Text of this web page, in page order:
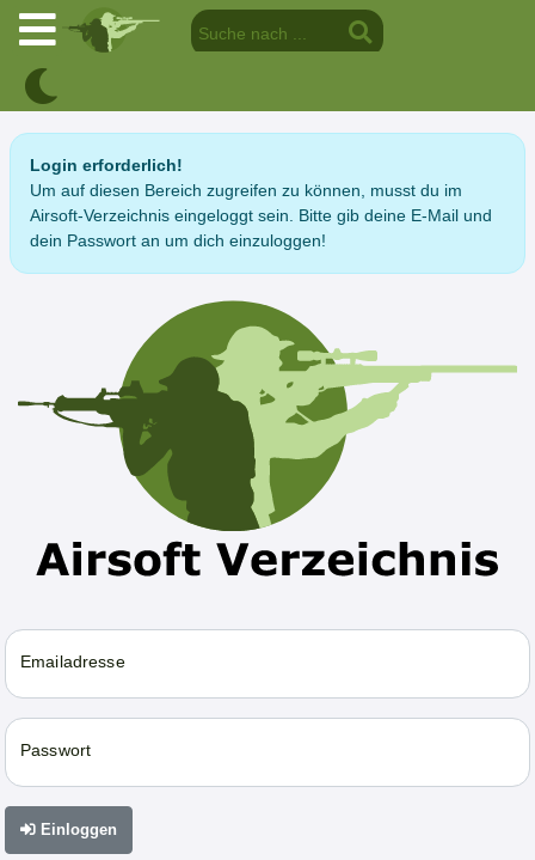
Login erforderlich!
Um auf diesen Bereich zugreifen zu können, musst du im
Airsoft-Verzeichnis eingeloggt sein. Bitte gib deine E-Mail und
dein Passwort an um dich einzuloggen!
Emailadresse
Passwort
Einloggen